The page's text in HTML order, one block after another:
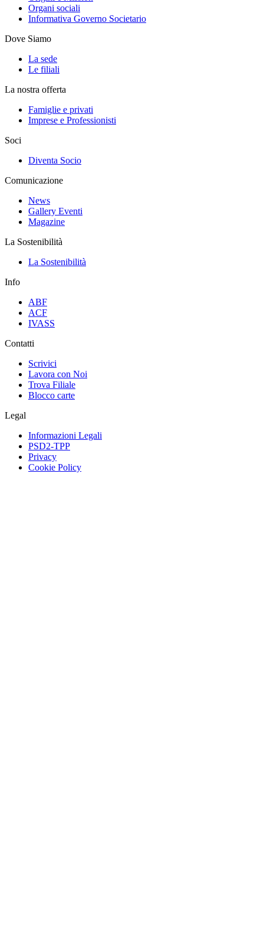
Organi sociali
Informativa Governo Societario
Dove Siamo
La sede
Le filiali
La nostra offerta
Famiglie e privati
Imprese e Professionisti
Soci
Diventa Socio
Comunicazione
News
Gallery Eventi
Magazine
La Sostenibilità
La Sostenibilità
Info
ABF
ACF
IVASS
Contatti
Scrivici
Lavora con Noi
Trova Filiale
Blocco carte
Legal
Informazioni Legali
PSD2-TPP
Privacy
Cookie Policy